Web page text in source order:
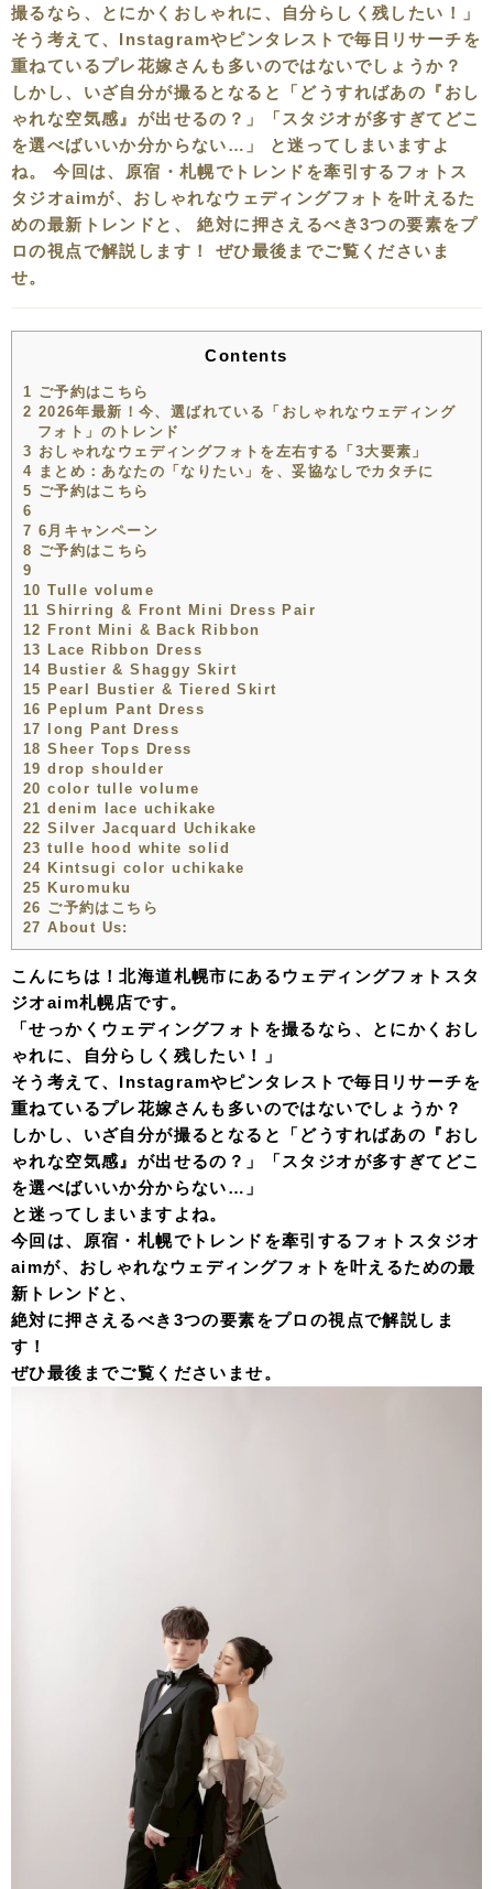
撮るなら、とにかくおしゃれに、自分らしく残したい！」
そう考えて、Instagramやピンタレストで毎日リサーチを
重ねているプレ花嫁さんも多いのではないでしょうか？
しかし、いざ自分が撮るとなると「どうすればあの『おし
ゃれな空気感』が出せるの？」「スタジオが多すぎてどこ
を選べばいいか分からない…」 と迷ってしまいますよ
ね。 今回は、原宿・札幌でトレンドを牽引するフォトス
タジオaimが、おしゃれなウェディングフォトを叶えるた
めの最新トレンドと、 絶対に押さえるべき3つの要素をプ
ロの視点で解説します！ ぜひ最後までご覧くださいま
せ。
Contents
1 ご予約はこちら
2 2026年最新！今、選ばれている「おしゃれなウェディング
フォト」のトレンド
3 おしゃれなウェディングフォトを左右する「3大要素」
4 まとめ：あなたの「なりたい」を、妥協なしでカタチに
5 ご予約はこちら
6
7 6月キャンペーン
8 ご予約はこちら
9
10 Tulle volume
11 Shirring & Front Mini Dress Pair
12 Front Mini & Back Ribbon
13 Lace Ribbon Dress
14 Bustier & Shaggy Skirt
15 Pearl Bustier & Tiered Skirt
16 Peplum Pant Dress
17
long Pant Dress
18 Sheer Tops Dress
19 drop shoulder
20 color tulle volume
21 denim lace uchikake
22 Silver Jacquard Uchikake
23 tulle hood white solid
24 Kintsugi color uchikake
25 Kuromuku
26 ご予約はこちら
27 About Us:
こんにちは！北海道札幌市にあるウェディングフォトスタ
ジオaim札幌店です。
「せっかくウェディングフォトを撮るなら、とにかくおし
ゃれに、自分らしく残したい！」
そう考えて、Instagramやピンタレストで毎日リサーチを
重ねているプレ花嫁さんも多いのではないでしょうか？
しかし、いざ自分が撮るとなると「どうすればあの『おし
ゃれな空気感』が出せるの？」「スタジオが多すぎてどこ
を選べばいいか分からない…」
と迷ってしまいますよね。
今回は、原宿・札幌でトレンドを牽引するフォトスタジオ
aimが、おしゃれなウェディングフォトを叶えるための最
新トレンドと、
絶対に押さえるべき3つの要素をプロの視点で解説しま
す！
ぜひ最後までご覧くださいませ。